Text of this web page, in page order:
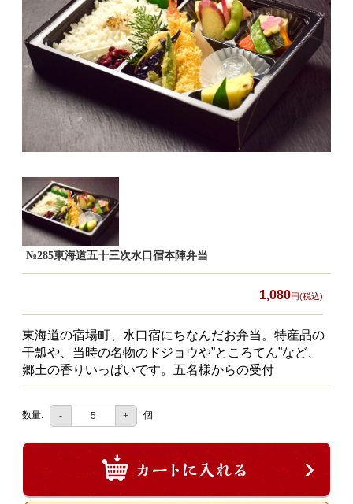
4,000~7999円
8,000円~
食材から選ぶ
お肉メイン弁当
お魚メイン弁当
旬の食材弁当
種類から選ぶ
近江(滋賀)地方ゆかりの弁当
四得オードブル
高級弁当
オードブル
お食い初め・お子様膳
無料貸し出し
№285東海道五十三次水口宿本陣弁当
1,080円(税込)
東海道の宿場町、水口宿にちなんだお弁当。特産品の
干瓢や、当時の名物のドジョウや”ところてん”など、
郷土の香りいっぱいです。五名様からの受付
数量: - + 個